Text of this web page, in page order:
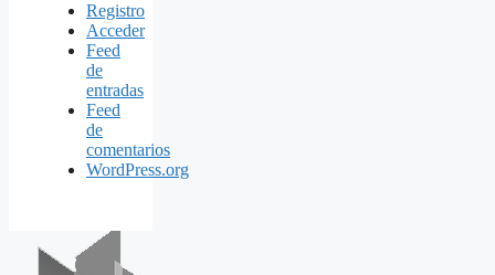
Registro
Acceder
Feed
de
entradas
Feed
de
comentarios
WordPress.org